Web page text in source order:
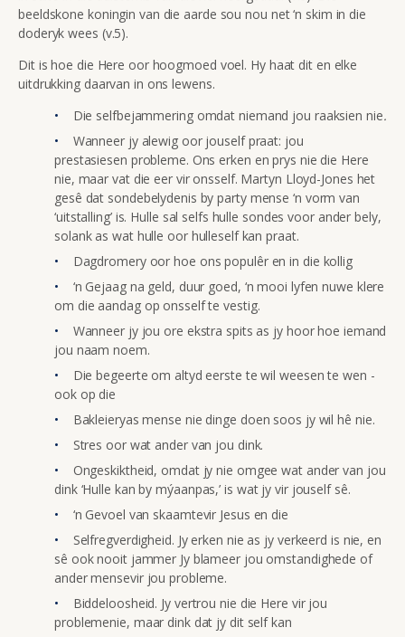
beeldskone koningin van die aarde sou nou net ‘n skim in die
doderyk wees (v.5).
Dit is hoe die Here oor hoogmoed voel. Hy haat dit en elke
uitdrukking daarvan in ons lewens.
Die selfbejammering omdat niemand jou raaksien nie.
Wanneer jy alewig oor jouself praat: jou
prestasiesen probleme. Ons erken en prys nie die Here
nie, maar vat die eer vir onsself. Martyn Lloyd-Jones het
gesê dat sondebelydenis by party mense ‘n vorm van
‘uitstalling’ is. Hulle sal selfs hulle sondes voor ander bely,
solank as wat hulle oor hulleself kan praat.
Dagdromery oor hoe ons populêr en in die kollig
‘n Gejaag na geld, duur goed, ‘n mooi lyfen nuwe klere
om die aandag op onsself te vestig.
Wanneer jy jou ore ekstra spits as jy hoor hoe iemand
jou naam noem.
Die begeerte om altyd eerste te wil weesen te wen -
ook op die
Bakleieryas mense nie dinge doen soos jy wil hê nie.
Stres oor wat ander van jou dink.
Ongeskiktheid, omdat jy nie omgee wat ander van jou
dink ‘Hulle kan by mýaanpas,’ is wat jy vir jouself sê.
‘n Gevoel van skaamtevir Jesus en die
Selfregverdigheid. Jy erken nie as jy verkeerd is nie, en
sê ook nooit jammer Jy blameer jou omstandighede of
ander mensevir jou probleme.
Biddeloosheid. Jy vertrou nie die Here vir jou
problemenie, maar dink dat jy dit self kan